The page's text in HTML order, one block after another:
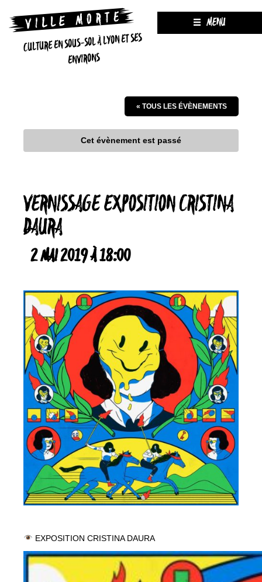
CULTURE EN SOUS-SOL À LYON ET SES
ENVIRONS
MENU
« TOUS LES ÉVÈNEMENTS
Cet évènement est passé
VERNISSAGE EXPOSITION CRISTINA
DAURA
2 MAI 2019 À 18:00
EXPOSITION CRISTINA DAURA